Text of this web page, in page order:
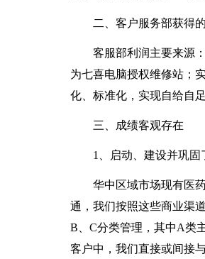
二、客户服务部获得
客服部利润主要来源
为七喜电脑授权维修站；
化、标准化，实现自给自
三、成绩客观存在
1、启动、建设并巩
华中区域市场现有医
通，我们按照这些商业渠
B、C分类管理，其中A类
客户中，我们直接或间接